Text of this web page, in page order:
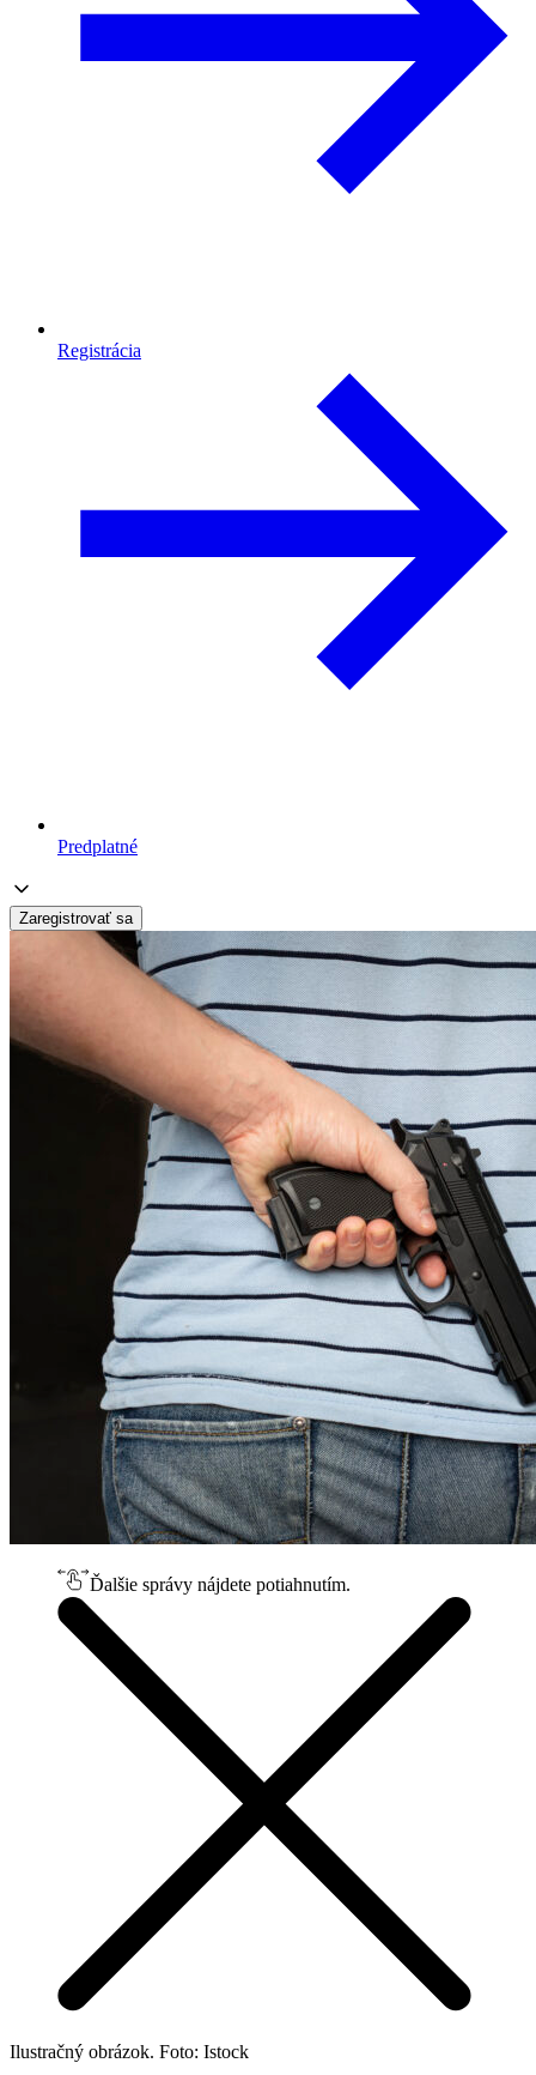
Registrácia
Predplatné
Zaregistrovať sa
Ďalšie správy nájdete potiahnutím.
Ilustračný obrázok. Foto: Istock